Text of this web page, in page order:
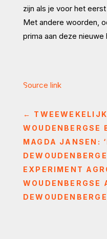
zijn als je voor het
Met andere woorden,
prima aan deze nieuwe
Source link
←
WOUDENBERGSE
MAGDA JANSEN:
EXPERIMENT
WOUDENBERGSE